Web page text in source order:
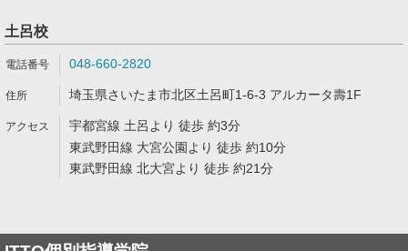
土呂校
048-660-2820
埼玉県さいたま市北区土呂町1-6-3 アルカータ壽1F
宇都宮線 土呂より 徒歩 約3分
東武野田線 大宮公園より 徒歩 約10分
東武野田線 北大宮より 徒歩 約21分